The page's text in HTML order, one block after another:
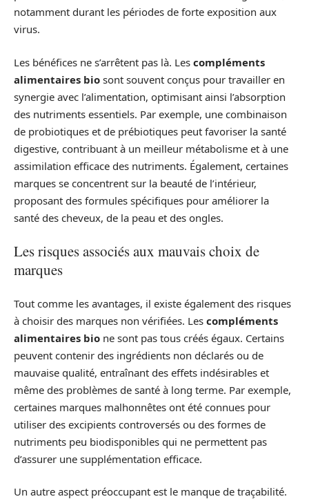
notamment durant les périodes de forte exposition aux
virus.
Les bénéfices ne s’arrêtent pas là. Les compléments
alimentaires bio sont souvent conçus pour travailler en
synergie avec l’alimentation, optimisant ainsi l’absorption
des nutriments essentiels. Par exemple, une combinaison
de probiotiques et de prébiotiques peut favoriser la santé
digestive, contribuant à un meilleur métabolisme et à une
assimilation efficace des nutriments. Également, certaines
marques se concentrent sur la beauté de l’intérieur,
proposant des formules spécifiques pour améliorer la
santé des cheveux, de la peau et des ongles.
Les risques associés aux mauvais choix de
marques
Tout comme les avantages, il existe également des risques
à choisir des marques non vérifiées. Les compléments
alimentaires bio ne sont pas tous créés égaux. Certains
peuvent contenir des ingrédients non déclarés ou de
mauvaise qualité, entraînant des effets indésirables et
même des problèmes de santé à long terme. Par exemple,
certaines marques malhonnêtes ont été connues pour
utiliser des excipients controversés ou des formes de
nutriments peu biodisponibles qui ne permettent pas
d’assurer une supplémentation efficace.
Un autre aspect préoccupant est le manque de traçabilité.